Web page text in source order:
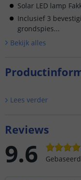
Solar LED lamp
Inclusief 3
grondspies...
Bekijk alles
Lees verder
Reviews
9.6